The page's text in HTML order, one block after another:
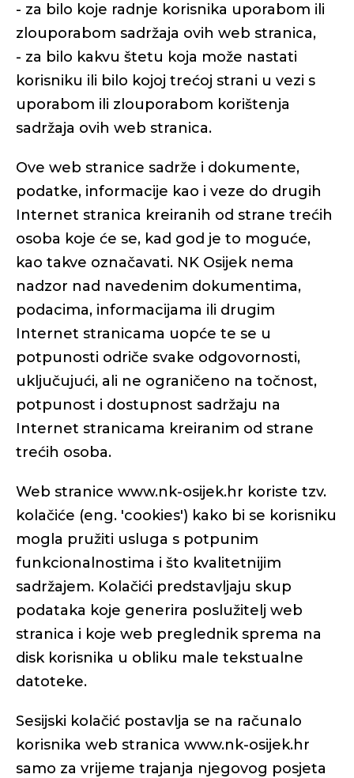
- za bilo koje radnje korisnika uporabom ili
zlouporabom sadržaja ovih web stranica,
- za bilo kakvu štetu koja može nastati
korisniku ili bilo kojoj trećoj strani u vezi s
uporabom ili zlouporabom korištenja
sadržaja ovih web stranica.
Ove web stranice sadrže i dokumente,
podatke, informacije kao i veze do drugih
Internet stranica kreiranih od strane trećih
osoba koje će se, kad god je to moguće,
kao takve označavati. NK Osijek nema
nadzor nad navedenim dokumentima,
podacima, informacijama ili drugim
Internet stranicama uopće te se u
potpunosti odriče svake odgovornosti,
uključujući, ali ne ograničeno na točnost,
potpunost i dostupnost sadržaju na
Internet stranicama kreiranim od strane
trećih osoba.
Web stranice www.nk-osijek.hr koriste tzv.
kolačiće (eng. 'cookies') kako bi se korisniku
mogla pružiti usluga s potpunim
funkcionalnostima i što kvalitetnijim
sadržajem. Kolačići predstavljaju skup
podataka koje generira poslužitelj web
stranica i koje web preglednik sprema na
disk korisnika u obliku male tekstualne
datoteke.
Sesijski kolačić postavlja se na računalo
korisnika web stranica www.nk-osijek.hr
samo za vrijeme trajanja njegovog posjeta